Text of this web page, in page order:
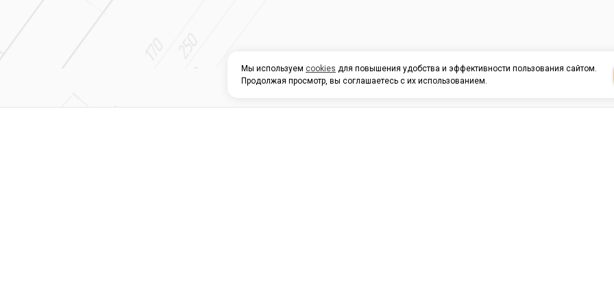
Мы используем cookies для повышения удобства и эффективности пользования сайтом.
Продолжая просмотр, вы соглашаетесь с их использованием.